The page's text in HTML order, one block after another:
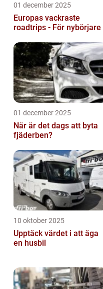
01 december 2025
Europas vackraste
roadtrips - För nybörjare
01 december 2025
När är det dags att byta
fjäderben?
10 oktober 2025
Upptäck värdet i att äga
en husbil